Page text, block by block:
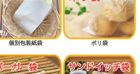
個別包装紙袋 ポリ袋